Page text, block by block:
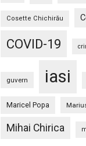
Cosette Chichirău
COVID-19
guvern iasi
Maricel Popa
Mihai Chirica